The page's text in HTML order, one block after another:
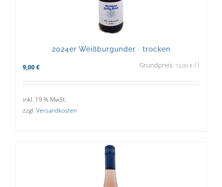
2024er Weißburgunder · trocken
9,00 € Grundpreis: 12,00 € / l
inkl. 19 % MwSt.
zzgl. Versandkosten